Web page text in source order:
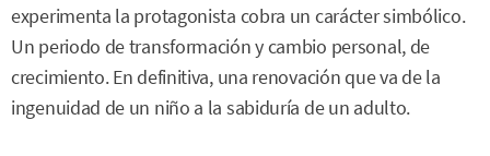
experimenta la protagonista cobra un carácter simbólico.
Un periodo de transformación y cambio personal, de
crecimiento. En definitiva, una renovación que va de la
ingenuidad de un niño a la sabiduría de un adulto.